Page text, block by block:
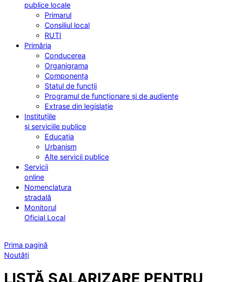
publice locale
Primarul
Consiliul local
RUTI
Primăria
Conducerea
Organigrama
Componența
Statul de funcții
Programul de funcționare și de audiențe
Extrase din legislație
Instituțiile
și serviciile publice
Educația
Urbanism
Alte servicii publice
Servicii
online
Nomenclatura
stradală
Monitorul
Oficial Local
Prima pagină
Noutăți
LISTĂ SALARIZARE PENTRU